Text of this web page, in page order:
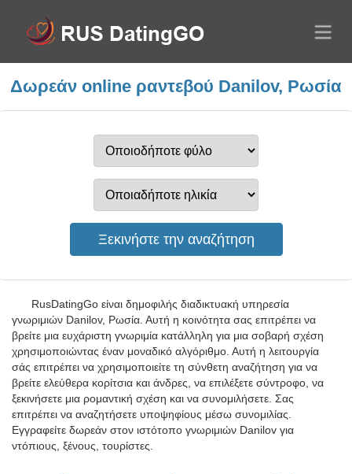
Δωρεάν online ραντεβού Danilov, Ρωσία
RusDatingGo είναι δημοφιλής διαδικτυακή υπηρεσία
γνωριμιών Danilov, Ρωσία. Αυτή η κοινότητα σας επιτρέπει να
βρείτε μια ευχάριστη γνωριμία κατάλληλη για μια σοβαρή σχέση
χρησιμοποιώντας έναν μοναδικό αλγόριθμο. Αυτή η λειτουργία
σάς επιτρέπει να χρησιμοποιείτε τη σύνθετη αναζήτηση για να
βρείτε ελεύθερα κορίτσια και άνδρες, να επιλέξετε σύντροφο, να
ξεκινήσετε μια ρομαντική σχέση και να συνομιλήσετε. Σας
επιτρέπει να αναζητήσετε υποψηφίους μέσω συνομιλίας.
Εγγραφείτε δωρεάν στον ιστότοπο γνωριμιών Danilov για
ντόπιους, ξένους, τουρίστες.